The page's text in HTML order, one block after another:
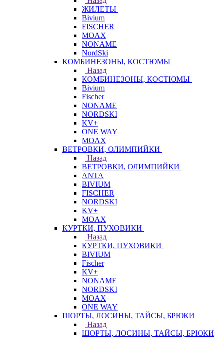
ЖИЛЕТЫ
Bivium
FISCHER
MOAX
NONAME
NordSki
КОМБИНЕЗОНЫ, КОСТЮМЫ
Назад
КОМБИНЕЗОНЫ, КОСТЮМЫ
Bivium
Fischer
NONAME
NORDSKI
KV+
ONE WAY
MOAX
ВЕТРОВКИ, ОЛИМПИЙКИ
Назад
ВЕТРОВКИ, ОЛИМПИЙКИ
ANTA
BIVIUM
FISCHER
NORDSKI
KV+
MOAX
КУРТКИ, ПУХОВИКИ
Назад
КУРТКИ, ПУХОВИКИ
BIVIUM
Fischer
KV+
NONAME
NORDSKI
MOAX
ONE WAY
ШОРТЫ, ЛОСИНЫ, ТАЙСЫ, БРЮКИ
Назад
ШОРТЫ, ЛОСИНЫ, ТАЙСЫ, БРЮКИ